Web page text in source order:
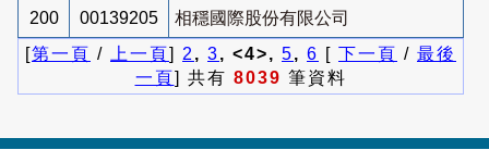
200 00139205
相穩國際股份有限公司
[第一頁 / 上一頁] 2 , 3, <4>, 5, 6 [ 下一頁 / 最後
一頁] 共有 8039 筆資料